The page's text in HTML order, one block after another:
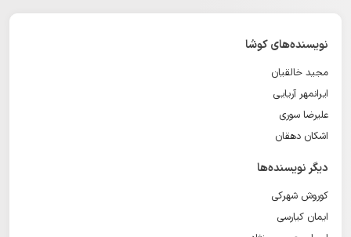
نویسنده‌های کوشا
مجید خالقیان
ایرانمهر آریایی
علیرضا سوری
اشکان دهقان
دیگر نویسنده‌ها
کوروش شهرکی
ایمان کیارسی